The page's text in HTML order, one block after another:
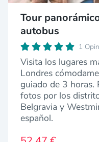
Tour
autobus
1
Visita los lugares
Londres
guiado de 3 horas.
fotos por los
Belgravia y
español.